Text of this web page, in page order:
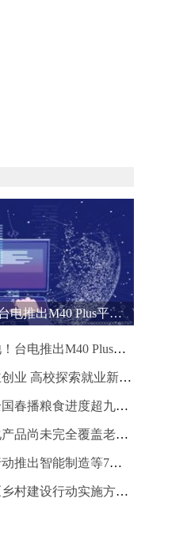
7000mAh大电池！台电推出M40 Plus平板电脑 运行Android 12系统
7000mAh大电池！台电推出M40 Plus平板电脑 运行Android 12系统
扶持毕业生自主创业 高校探索就业新路径
农业农村部：全国春播粮食进度超九成 旱地作物播种进入扫尾阶段
我国数字适老化产品尚未完全覆盖老年人常用的所有应用
百日千万招聘行动推出智能制造等7场招聘 提供65.3万个岗位
中办国办印发《乡村建设行动实施方案》 提出12项重点任务